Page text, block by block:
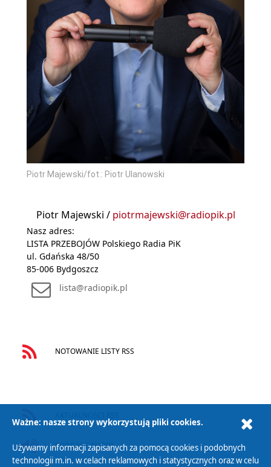
Piotr Majewski/fot.: Piotr Ulanowski
Piotr Majewski / piotrmajewski@radiopik.pl
Nasz adres:
LISTA PRZEBOJÓW Polskiego Radia PiK
ul. Gdańska 48/50
85-006 Bydgoszcz
lista@radiopik.pl
NOTOWANIE LISTY RSS
PODCAST AUDIO
Ważne: nasze strony wykorzystują pliki cookies.
Używamy informacji zapisanych za pomocą cookies i podobnych
technologii m.in. w celach reklamowych i statystycznych oraz w celu